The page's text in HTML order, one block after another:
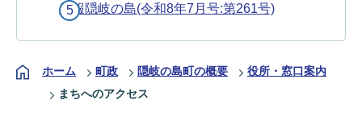
広報隠岐の島(令和8年7月号:第261号)
ホーム 町政 隠岐の島町の概要
役所・窓口案内
まちへのアクセス